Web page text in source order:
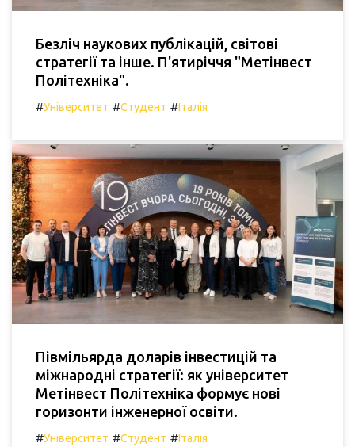
Безліч наукових публікацій, світові
стратегії та інше. П'ятиріччя "Метінвест
Політехніка".
#Університет #Студент #Італія
Півмільярда доларів інвестицій та
міжнародні стратегії: як університет
Метінвест Політехніка формує нові
горизонти інженерної освіти.
#Університет #Студент #Італія